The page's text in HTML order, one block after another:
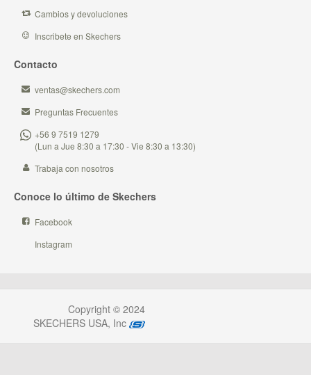
Cambios y devoluciones
Inscribete en Skechers
Contacto
ventas@skechers.com
Preguntas Frecuentes
+56 9 7519 1279
(Lun a Jue 8:30 a 17:30 - Vie 8:30 a 13:30)
Trabaja con nosotros
Conoce lo último de Skechers
Facebook
Instagram
Copyright © 2024
SKECHERS USA, Inc